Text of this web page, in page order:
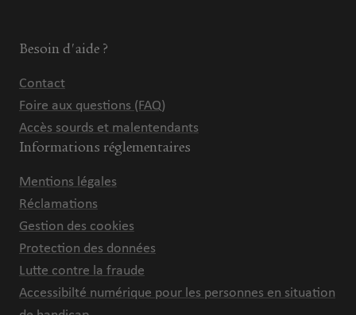
Besoin d'aide ?
Contact
Foire aux questions (FAQ)
Accès sourds et malentendants
Informations réglementaires
Mentions légales
Réclamations
Gestion des cookies
Protection des données
Lutte contre la fraude
Accessibilté numérique pour les personnes en situation